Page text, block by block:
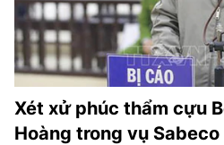
Xét xử phúc thẩm cựu
Hoàng trong vụ Sabeco